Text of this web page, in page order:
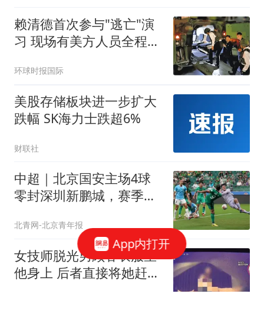
赖清德首次参与"逃亡"演
习 现场有美方人员全程观
环球时报国际
美股存储板块进一步扩大
跌幅 SK海力士跌超6%
财联社
中超｜北京国安主场4球
零封深圳新鹏城，赛季首
北青网-北京青年报
女技师脱光男顾客衣服坐
他身上 后者直接将她赶了
App内打开